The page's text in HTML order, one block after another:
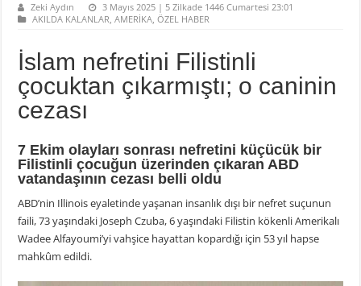
Zeki Aydın
3 Mayıs 2025 | 5 Zilkade 1446 Cumartesi 23:01
AKILDA KALANLAR,AMERİKA,ÖZEL HABER
İslam nefretini Filistinli
çocuktan çıkarmıştı; o caninin
cezası
7 Ekim olayları sonrası nefretini küçücük bir
Filistinli çocuğun üzerinden çıkaran ABD
vatandaşının cezası belli oldu
ABD’nin Illinois eyaletinde yaşanan insanlık dışı bir nefret suçunun
faili, 73 yaşındaki Joseph Czuba, 6 yaşındaki Filistin kökenli Amerikalı
Wadee Alfayoumi’yi vahşice hayattan kopardığı için 53 yıl hapse
mahkûm edildi.